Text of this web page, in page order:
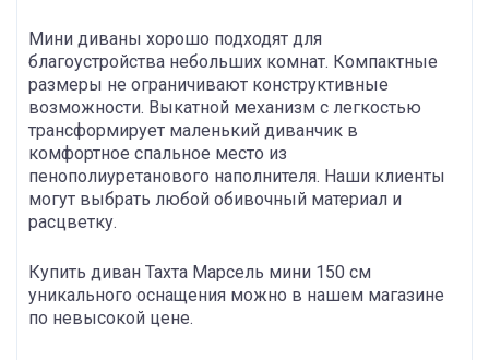
Мини диваны хорошо подходят для
благоустройства небольших комнат. Компактные
размеры не ограничивают конструктивные
возможности. Выкатной механизм с легкостью
трансформирует маленький диванчик в
комфортное спальное место из
пенополиуретанового наполнителя. Наши клиенты
могут выбрать любой обивочный материал и
расцветку.
Купить диван Тахта Марсель мини 150 см
уникального оснащения можно в нашем магазине
по невысокой цене.